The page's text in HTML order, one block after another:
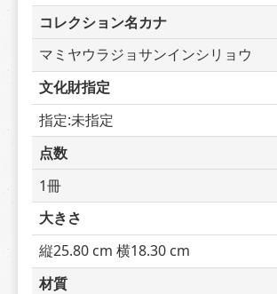
コレクション名カナ
マミヤウラジョサンインシリョウ
文化財指定
指定:未指定
点数
1冊
大きさ
縦25.80 cm 横18.30 cm
材質